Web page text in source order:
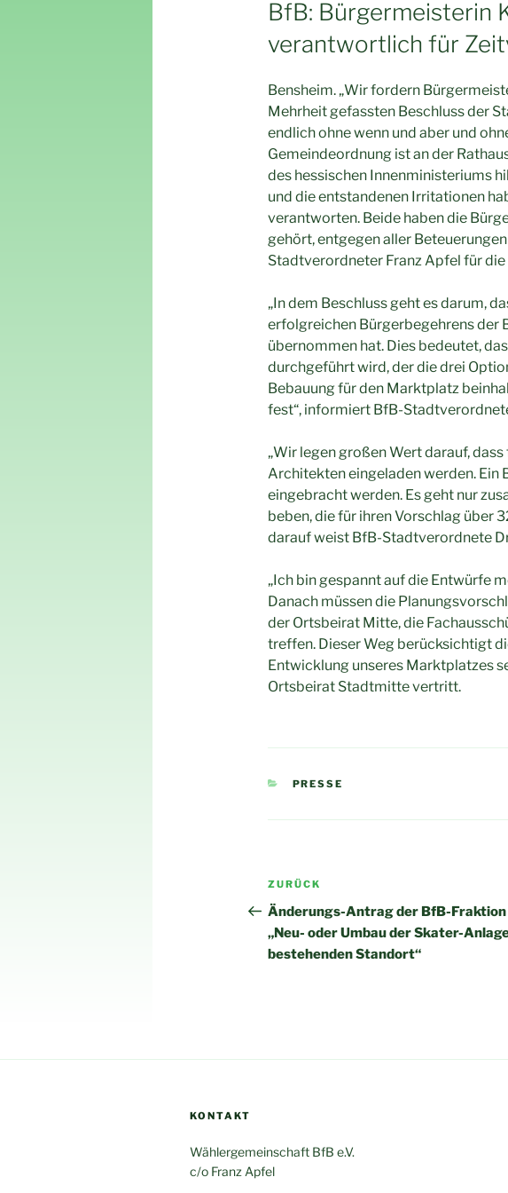
BfB: Bürgermeisterin
verantwortlich für
Bensheim. „Wir fordern
Mehrheit gefassten Beschluss der
endlich ohne wenn und aber und
Gemeindeordnung ist an der
des hessischen Innenministeriums
und die entstandenen Irritationen
verantworten. Beide haben die
gehört, entgegen aller
Stadtverordneter Franz Apfel für
„In dem Beschluss geht es darum,
erfolgreichen Bürgerbegehrens der
übernommen hat. Dies bedeutet,
durchgeführt wird, der die drei
Bebauung für den Marktplatz
fest“, informiert BfB-
„Wir legen großen Wert darauf,
Architekten eingeladen werden. Ein
eingebracht werden. Es geht nur
beben, die für ihren Vorschlag über
darauf weist BfB-Stadtverordnete
„Ich bin gespannt auf die Entwürfe
Danach müssen die
der Ortsbeirat Mitte, die
treffen. Dieser Weg berücksichtigt
Entwicklung unseres Marktplatzes
Ortsbeirat Stadtmitte vertritt.
KATEGORIEN
PRESSE
Beitragsnavigation
Vorheriger
Beitrag
ZURÜCK
Änderungs-Antrag der BfB-Fraktion
„Neu- oder Umbau der Skater-
bestehenden Standort“
KONTAKT
Wählergemeinschaft BfB e.V.
c/o Franz Apfel